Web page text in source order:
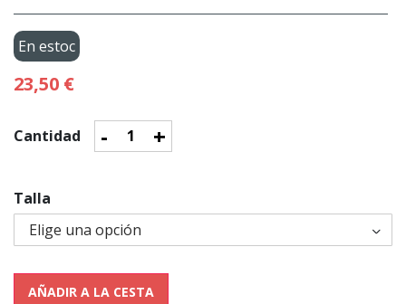
En estoc
23,50 €
Cantidad - +
Talla
AÑADIR A LA CESTA